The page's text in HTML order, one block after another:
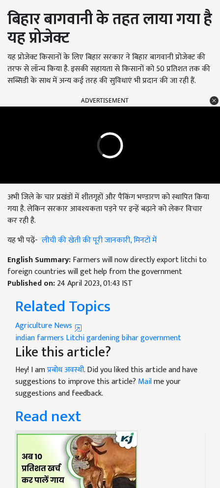
बिहार बागवानी के तहत लाया गया है
यह प्रोजेक्ट
यह प्रोजेक्ट किसानों के लिए बिहार सरकार ने बिहार बागवानी प्रोजेक्ट की
तरफ से लॉन्च किया है. इसकी सहायता से किसानों को 50 प्रतिशत तक की
सब्सिडी के साथ में अन्य कई तरह की सुविधाएं भी प्रदान की जा रही हैं.
ADVERTISEMENT
अभी जिले के चार प्रखंडों में शीतगृहों और पैकिंग भण्डारण को स्थापित किया
गया है. लेकिन सरकार आवश्यकता पड़ने पर इन्हें बढ़ाने को लेकर विचार
कर रही है.
यह भी पढ़ें- लीची की खेती की पूरी जानकारी, मिनटों में
English Summary:Farmers will now directly export litchi to
foreign countries will get help from the government
Published on:24 April 2023, 01:43 IST
Related Topics
Agriculture News
indian farmers Litchi gardeningbihar government
Like this article?
Hey! I amप्रबोध अवस्थी. Did you liked this article and have
suggestions to improve this article? Mailme your
suggestions and feedback.
Read next